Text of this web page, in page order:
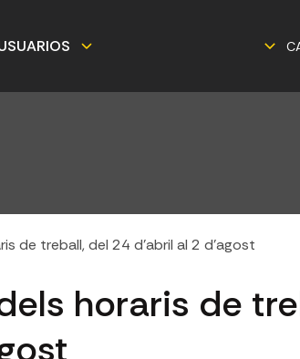
de treball, del 24 d’abril al 2 d’agost
horaris de